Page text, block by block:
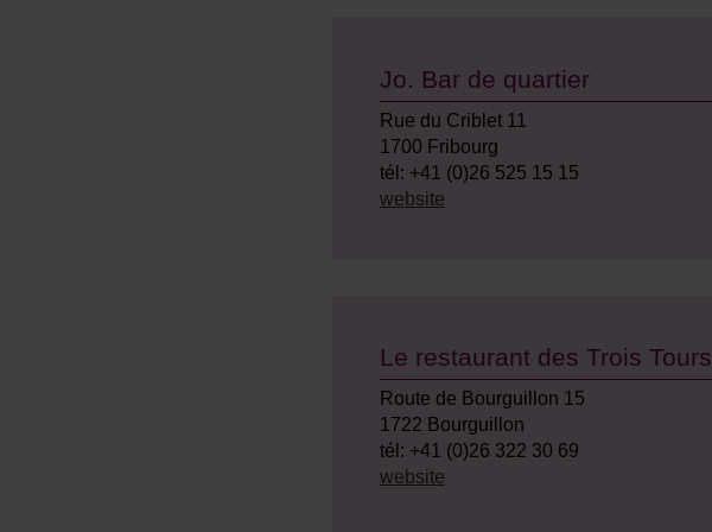
Jo. Bar de quartier
Rue du Criblet 11
1700 Fribourg
tél: +41 (0)26 525 15 15
website
Le restaurant des Trois Tours
Route de Bourguillon 15
1722 Bourguillon
tél: +41 (0)26 322 30 69
website